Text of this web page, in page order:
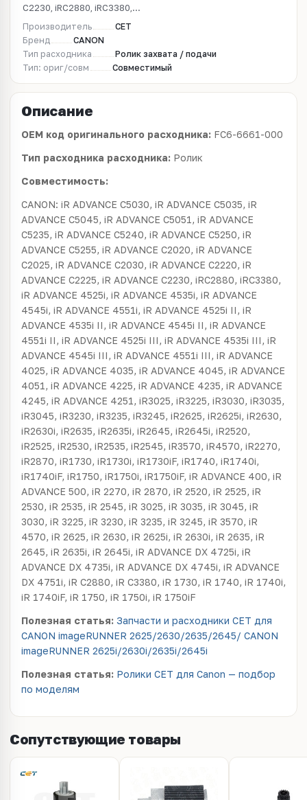
C2230, iRC2880, iRC3380,...
Производитель
CET
Бренд
CANON
Тип расходника
Ролик захвата / подачи
Тип: ориг/совм
Совместимый
Описание
OEM код оригинального расходника: FC6-6661-000
Тип расходника расходника: Ролик
Совместимость:
CANON: iR ADVANCE C5030, iR ADVANCE C5035, iR
ADVANCE C5045, iR ADVANCE C5051, iR ADVANCE
C5235, iR ADVANCE C5240, iR ADVANCE C5250, iR
ADVANCE C5255, iR ADVANCE C2020, iR ADVANCE
C2025, iR ADVANCE C2030, iR ADVANCE C2220, iR
ADVANCE C2225, iR ADVANCE C2230, iRC2880, iRC3380,
iR ADVANCE 4525i, iR ADVANCE 4535i, iR ADVANCE
4545i, iR ADVANCE 4551i, iR ADVANCE 4525i II, iR
ADVANCE 4535i II, iR ADVANCE 4545i II, iR ADVANCE
4551i II, iR ADVANCE 4525i III, iR ADVANCE 4535i III, iR
ADVANCE 4545i III, iR ADVANCE 4551i III, iR ADVANCE
4025, iR ADVANCE 4035, iR ADVANCE 4045, iR ADVANCE
4051, iR ADVANCE 4225, iR ADVANCE 4235, iR ADVANCE
4245, iR ADVANCE 4251, iR3025, iR3225, iR3030, iR3035,
iR3045, iR3230, iR3235, iR3245, iR2625, iR2625i, iR2630,
iR2630i, iR2635, iR2635i, iR2645, iR2645i, iR2520,
iR2525, iR2530, iR2535, iR2545, iR3570, iR4570, iR2270,
iR2870, iR1730, iR1730i, iR1730iF, iR1740, iR1740i,
iR1740iF, iR1750, iR1750i, iR1750iF, iR ADVANCE 400, iR
ADVANCE 500, iR 2270, iR 2870, iR 2520, iR 2525, iR
2530, iR 2535, iR 2545, iR 3025, iR 3035, iR 3045, iR
3030, iR 3225, iR 3230, iR 3235, iR 3245, iR 3570, iR
4570, iR 2625, iR 2630, iR 2625i, iR 2630i, iR 2635, iR
2645, iR 2635i, iR 2645i, iR ADVANCE DX 4725i, iR
ADVANCE DX 4735i, iR ADVANCE DX 4745i, iR ADVANCE
DX 4751i, iR C2880, iR C3380, iR 1730, iR 1740, iR 1740i,
iR 1740iF, iR 1750, iR 1750i, iR 1750iF
Полезная статья: Запчасти и расходники CET для
CANON imageRUNNER 2625/2630/2635/2645/ CANON
imageRUNNER 2625i/2630i/2635i/2645i
Полезная статья: Ролики CET для Canon — подбор
по моделям
Сопутствующие товары